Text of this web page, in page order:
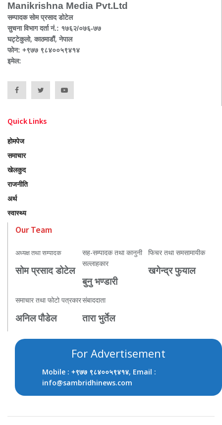
Manikrishna Media Pvt.Ltd
सम्पादक सोम प्रसाद डोटेल
सुचना विभाग दर्ता नं.: १७६२/०७६-७७
घट्टेकुलो, काठमाडौं, नेपाल
फोन: +९७७ ९८४००५९४१४
इमेल:
Quick Links
होमपेज
समाचार
खेलकुद
राजनीति
अर्थ
स्वास्थ्य
Our Team
अध्यक्ष तथा सम्पादक
सोम प्रसाद डोटेल
सह-सम्पादक तथा कानुनी
सल्लाहकार
बुनु भण्डारी
फिचर तथा समसामायीक
खगेन्द्र फुयाल
समाचार तथा फोटो पत्रकार
अनिल पौडेल
संबाददाता
तारा भुर्तेल
For Advertisement
Mobile : +९७७ ९८४००५९४१४, Email :
info@sambridhinews.com